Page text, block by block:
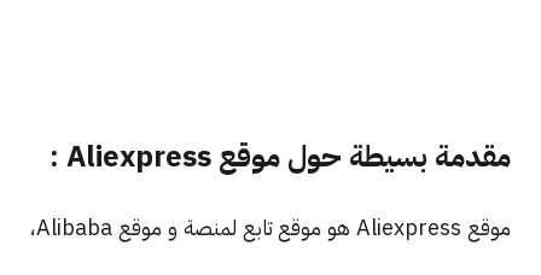
مقدمة بسيطة حول موقع Aliexpress :
موقع Aliexpress هو موقع تابع لمنصة و موقع Alibaba،